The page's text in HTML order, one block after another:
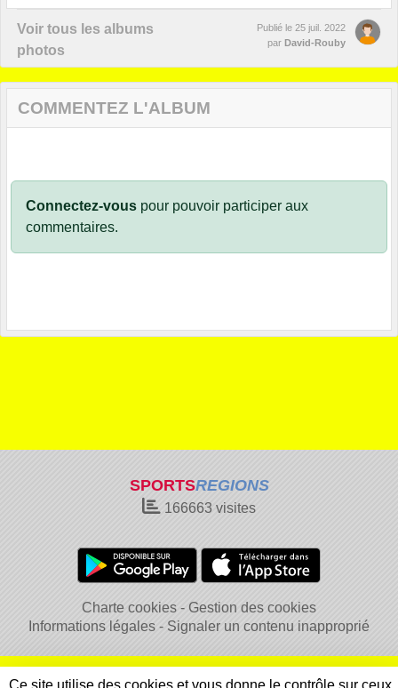
Voir tous les albums
photos
Publié le 25 juil. 2022
par David-Rouby
COMMENTEZ L'ALBUM
Connectez-vous pour pouvoir participer aux
commentaires.
SPORTSREGIONS
166663 visites
Charte cookies
Gestion des cookies
Informations légales
Signaler un contenu inapproprié
Ce site utilise des cookies et vous donne le contrôle sur ceux